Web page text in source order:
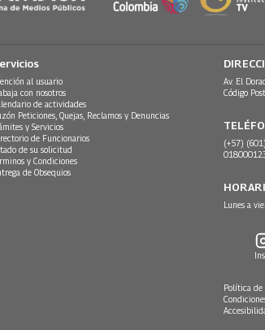
al usuario
con nosotros
de actividades
Peticiones, Quejas, Reclamos y Denuncias
y Servicios
de Funcionarios
de su solicitud
y Condiciones
de Obsequios
Av. El
Código
(+57)
Lunes a
Política de